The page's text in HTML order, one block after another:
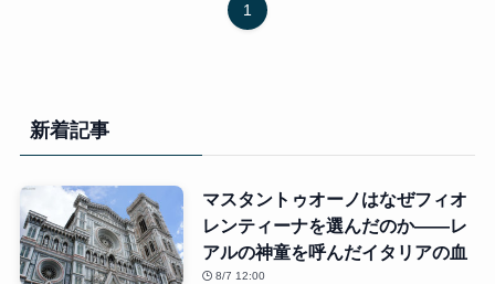
1
新着記事
マスタントゥオーノはなぜフィオ
レンティーナを選んだのか――レ
アルの神童を呼んだイタリアの血
8/7 12:00